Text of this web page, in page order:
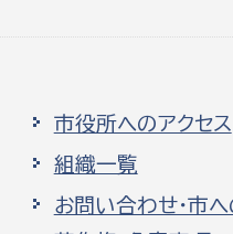
市役所へのアクセス
組織一覧
お問い合わせ・市